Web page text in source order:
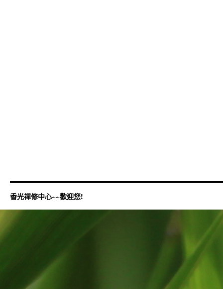
香光禪修中心~~歡迎您!